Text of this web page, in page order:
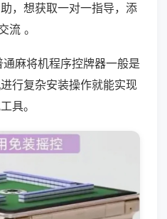
，想获取一对一指导，添
流 。
麻将机程序控牌器一般是
行复杂安装操作就能实现
具。